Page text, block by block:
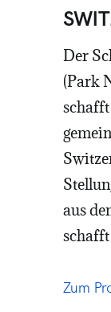
Der
(Park
aus
Zum